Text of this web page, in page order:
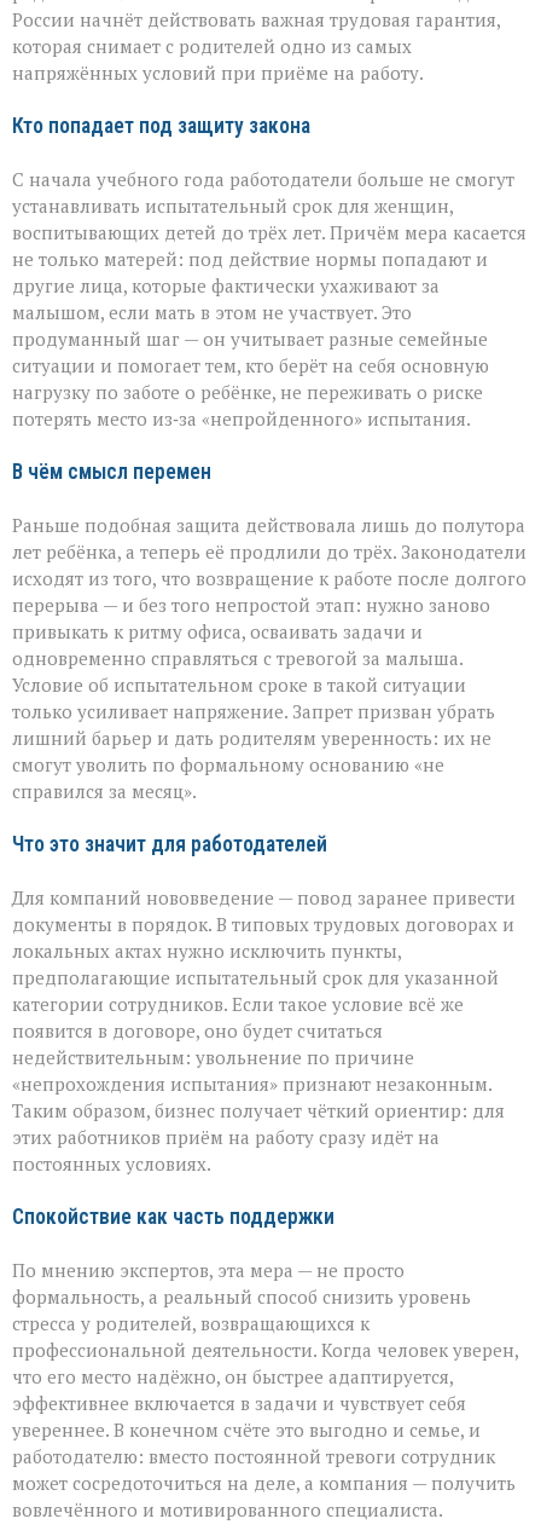
России начнёт действовать важная трудовая гарантия,
которая снимает с родителей одно из самых
напряжённых условий при приёме на работу.
Кто попадает под защиту закона
С начала учебного года работодатели больше не смогут
устанавливать испытательный срок для женщин,
воспитывающих детей до трёх лет. Причём мера касается
не только матерей: под действие нормы попадают и
другие лица, которые фактически ухаживают за
малышом, если мать в этом не участвует. Это
продуманный шаг — он учитывает разные семейные
ситуации и помогает тем, кто берёт на себя основную
нагрузку по заботе о ребёнке, не переживать о риске
потерять место из‑за «непройденного» испытания.
В чём смысл перемен
Раньше подобная защита действовала лишь до полутора
лет ребёнка, а теперь её продлили до трёх. Законодатели
исходят из того, что возвращение к работе после долгого
перерыва — и без того непростой этап: нужно заново
привыкать к ритму офиса, осваивать задачи и
одновременно справляться с тревогой за малыша.
Условие об испытательном сроке в такой ситуации
только усиливает напряжение. Запрет призван убрать
лишний барьер и дать родителям уверенность: их не
смогут уволить по формальному основанию «не
справился за месяц».
Что это значит для работодателей
Для компаний нововведение — повод заранее привести
документы в порядок. В типовых трудовых договорах и
локальных актах нужно исключить пункты,
предполагающие испытательный срок для указанной
категории сотрудников. Если такое условие всё же
появится в договоре, оно будет считаться
недействительным: увольнение по причине
«непрохождения испытания» признают незаконным.
Таким образом, бизнес получает чёткий ориентир: для
этих работников приём на работу сразу идёт на
постоянных условиях.
Спокойствие как часть поддержки
По мнению экспертов, эта мера — не просто
формальность, а реальный способ снизить уровень
стресса у родителей, возвращающихся к
профессиональной деятельности. Когда человек уверен,
что его место надёжно, он быстрее адаптируется,
эффективнее включается в задачи и чувствует себя
увереннее. В конечном счёте это выгодно и семье, и
работодателю: вместо постоянной тревоги сотрудник
может сосредоточиться на деле, а компания — получить
вовлечённого и мотивированного специалиста.